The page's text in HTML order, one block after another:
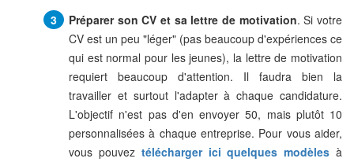
Préparer son CV et sa lettre de motivation. Si votre
CV est un peu "léger" (pas beaucoup d'expériences ce
qui est normal pour les jeunes), la lettre de motivation
requiert beaucoup d'attention. Il faudra bien la
travailler et surtout l'adapter à chaque candidature.
L'objectif n'est pas d'en envoyer 50, mais plutôt 10
personnalisées à chaque entreprise. Pour vous aider,
vous pouvez télécharger ici quelques modèles à